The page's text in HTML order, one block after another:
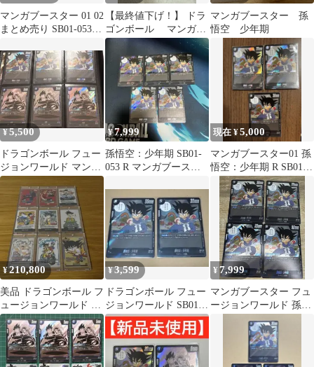
マンガブースター 01 02
まとめ売り SB01-053
【最終値下げ！】 ドラ
ゴンボール マンガブ
ースター 孫悟空：少
年期 ②
マンガブースター 孫
悟空 少年期
¥5,500
ドラゴンボール フュー
ジョンワールド マンガ
ブースター 孫悟空
チチ R 計6枚
¥7,999
孫悟空：少年期 SB01-
053 R マンガブースタ
現在 ¥5,000
マンガブースター01 孫
悟空：少年期 R SB01-
053 3枚セット
¥210,800
美品 ドラゴンボール フ
ュージョンワールド マ
ンガブースター SB01
SB02
¥3,599
ドラゴンボール フュー
ジョンワールド SB01-
053 孫悟空 少年期 R 2
枚
¥7,999
マンガブースター フュ
ージョンワールド 孫悟
空：少年期 R [SB01-